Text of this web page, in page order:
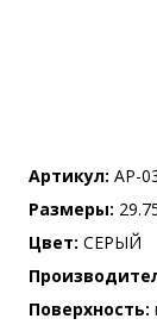
Артикул AP-
Размеры
Цвет СЕРЫЙ
Поверхность